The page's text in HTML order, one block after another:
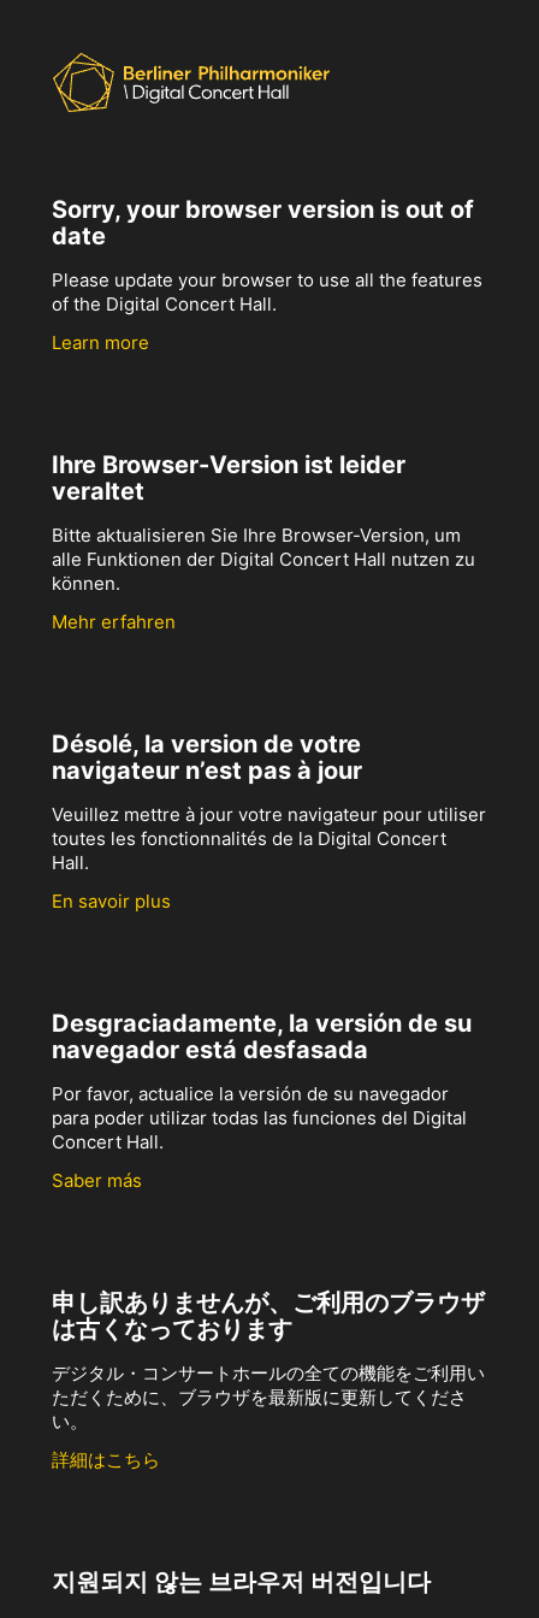
Sorry, your browser version is out of
date
Please update your browser to use all the features
of the Digital Concert Hall.
Learn more
Ihre Browser-Version ist leider
veraltet
Bitte aktualisieren Sie Ihre Browser-Version, um
alle Funktionen der Digital Concert Hall nutzen zu
können.
Mehr erfahren
Désolé, la version de votre
navigateur n’est pas à jour
Veuillez mettre à jour votre navigateur pour utiliser
toutes les fonctionnalités de la Digital Concert
Hall.
En savoir plus
Desgraciadamente, la versión de su
navegador está desfasada
Por favor, actualice la versión de su navegador
para poder utilizar todas las funciones del Digital
Concert Hall.
Saber más
申し訳ありませんが、ご利用のブラウザ
は古くなっております
デジタル・コンサートホールの全ての機能をご利用い
ただくために、ブラウザを最新版に更新してくださ
い。
詳細はこちら
지원되지 않는 브라우저 버전입니다